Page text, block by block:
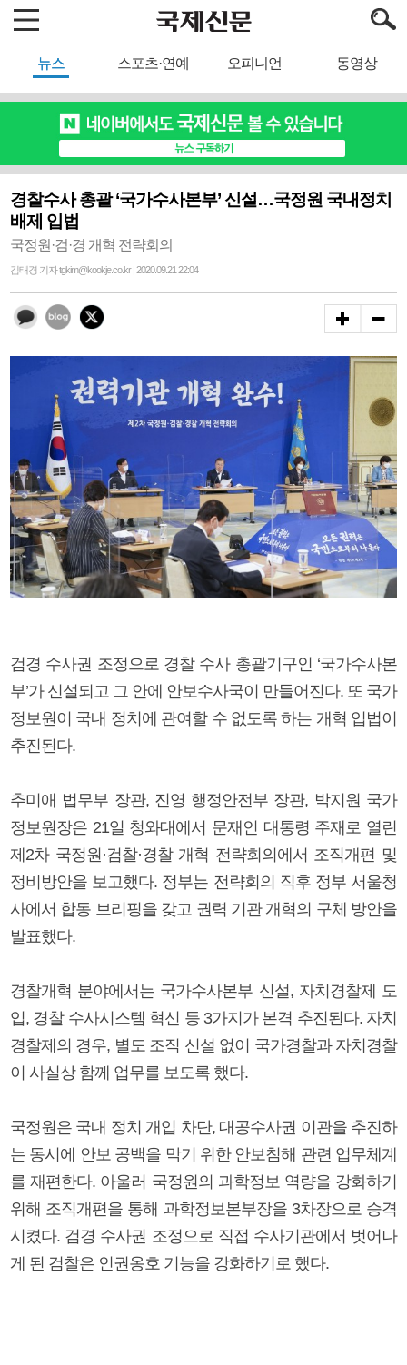
뉴스 스포츠·연예 오피니언 동영상
경찰수사 총괄 ‘국가수사본부’ 신설…국정원 국내정치
배제 입법
국정원·검·경 개혁 전략회의
김태경 기자 tgkim@kookje.co.kr | 2020.09.21 22:04
검경 수사권 조정으로 경찰 수사 총괄기구인 ‘국가수사본
부’가 신설되고 그 안에 안보수사국이 만들어진다. 또 국가
정보원이 국내 정치에 관여할 수 없도록 하는 개혁 입법이
추진된다.
추미애 법무부 장관, 진영 행정안전부 장관, 박지원 국가
정보원장은 21일 청와대에서 문재인 대통령 주재로 열린
제2차 국정원·검찰·경찰 개혁 전략회의에서 조직개편 및
정비방안을 보고했다. 정부는 전략회의 직후 정부 서울청
사에서 합동 브리핑을 갖고 권력 기관 개혁의 구체 방안을
발표했다.
경찰개혁 분야에서는 국가수사본부 신설, 자치경찰제 도
입, 경찰 수사시스템 혁신 등 3가지가 본격 추진된다. 자치
경찰제의 경우, 별도 조직 신설 없이 국가경찰과 자치경찰
이 사실상 함께 업무를 보도록 했다.
국정원은 국내 정치 개입 차단, 대공수사권 이관을 추진하
는 동시에 안보 공백을 막기 위한 안보침해 관련 업무체계
를 재편한다. 아울러 국정원의 과학정보 역량을 강화하기
위해 조직개편을 통해 과학정보본부장을 3차장으로 승격
시켰다. 검경 수사권 조정으로 직접 수사기관에서 벗어나
게 된 검찰은 인권옹호 기능을 강화하기로 했다.